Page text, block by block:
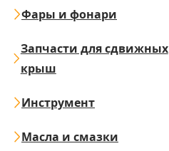
Фары и фонари
Запчасти для сдвижных
крыш
Инструмент
Масла и смазки